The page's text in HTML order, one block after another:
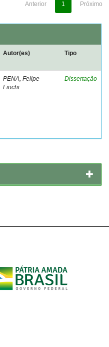
Anterior 1 Próximo
Autor(es) Tipo
PENA, Felipe
Fiochi
Dissertação